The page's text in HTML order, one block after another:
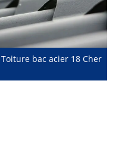
Toiture bac acier 18 Cher